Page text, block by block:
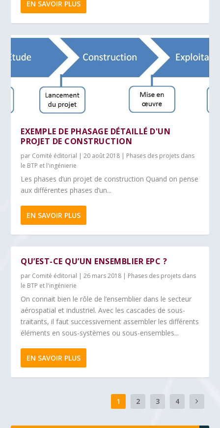
EN SAVOIR PLUS
EXEMPLE DE PHASAGE DÉTAILLÉ D'UN
PROJET DE CONSTRUCTION
par Comité éditorial |20 août 2018 | Phases des projets dans
le BTP et l'ingénierie
Les phases d’un projet de construction Quand on pense
aux différentes phases d’un...
EN SAVOIR PLUS
QU’EST-CE QU’UN ENSEMBLIER EPC ?
par Comité éditorial |26 mars 2018 | Phases des projets dans
le BTP et l'ingénierie
On connait bien le rôle de l’ensemblier dans le secteur
aérospatial et industriel. Avec les cascades de sous-
traitants, il faut successivement assembler les différents
éléments en sous-systèmes ou sous-ensembles...
EN SAVOIR PLUS
1 2 3 4